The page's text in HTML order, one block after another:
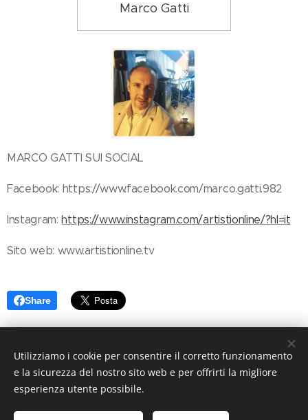
Marco Gatti
MARCO GATTI SUI SOCIAL
Facebook: https://www.facebook.com/marco.gatti.982
Instagram: https://www.instagram.com/artistionline/?hl=it
Sito web: www.artistionline.tv
Share
© 2019 www.artistionline.tv
Email: info@artistionline.tv Tel.3925001708 P.IVA 02838250351
Utilizziamo i cookie per consentire il corretto funzionamento
e la sicurezza del nostro sito web e per offrirti la migliore
esperienza utente possibile.